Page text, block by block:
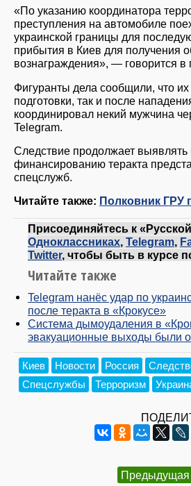
«По указанию координатора
преступления на автомобиле
украинской границы для
прибытия в Киев для получения
вознаграждения», — говорится в
Фигуранты дела сообщили, что их
подготовки, так и после
координировал некий мужчина
Telegram.
Следствие продолжает выявлять
финансированию теракта
спецслужб.
Читайте также: Полковник ГРУ
Присоединяйтесь к
Одноклассниках, Telegram,
Twitter, чтобы быть в курсе
Читайте также
Telegram нанёс удар по
после теракта в «Крокусе»
Система дымоудаления в
эвакуационные выходы были
Киев Новости Россия
Спецслужбы
Терроризм
Предыдущая